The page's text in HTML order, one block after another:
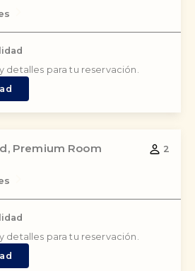
detalles para tu reservación.
Premium Room 2
detalles para tu reservación.